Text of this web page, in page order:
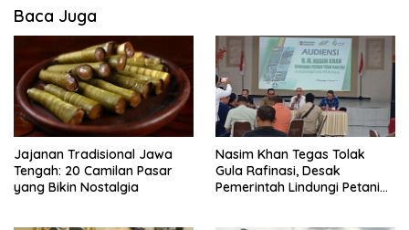
Baca Juga
Jajanan Tradisional Jawa
Tengah: 20 Camilan Pasar
yang Bikin Nostalgia
Nasim Khan Tegas Tolak
Gula Rafinasi, Desak
Pemerintah Lindungi Petani